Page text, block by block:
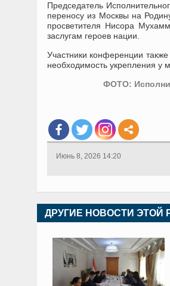
Председатель
переносу из Москвы на
просветителя Нисора
заслугам героев нации.
Участники конференции
необходимость укрепления у
ФОТО:
Июнь 8, 2026 14:20
ДРУГИЕ НОВОСТИ ЭТОЙ